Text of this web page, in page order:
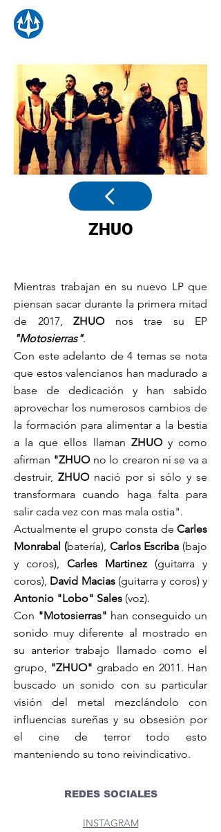
ZHUO
Mientras trabajan en su nuevo LP que
piensan sacar durante la primera mitad
de 2017, ZHUOnos trae su EP
"Motosierras".
Con este adelanto de 4 temas se nota
que estos valencianos han madurado a
base de dedicación y han sabido
aprovechar los numerosos cambios de
la formación para alimentar a la bestia
a la que ellos llaman ZHUOy como
afirman "ZHUOno lo crearon ni se va a
destruir, ZHUOnació por si sólo y se
transformara cuando haga falta para
salir cada vez con mas mala ostia".
Actualmente el grupo consta de Carles
Monrabal (baterí­a), Carlos Escriba (bajo
y coros), Carles Martinez (guitarra y
coros), David Macias (guitarra y coros) y
Antonio "Lobo" Sales (voz).
Con "Motosierras" han conseguido un
sonido muy diferente al mostrado en
su anterior trabajo llamado como el
grupo, "ZHUO" grabado en 2011. Han
buscado un sonido con su particular
visión del metal mezclándolo con
influencias sureñas y su obsesión por
el cine de terror todo esto
manteniendo su tono reivindicativo.
REDES SOCIALES
INSTAGRAM